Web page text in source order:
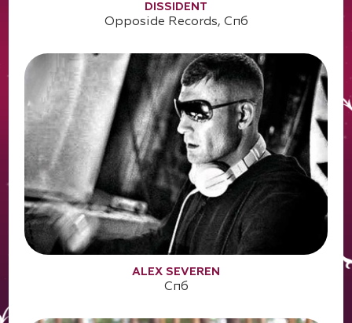
DISSIDENT
Opposide Records, Спб
ALEX SEVEREN
Спб